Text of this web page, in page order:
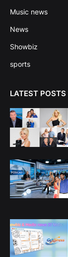
Music news
News
Showbiz
sports
LATEST POSTS